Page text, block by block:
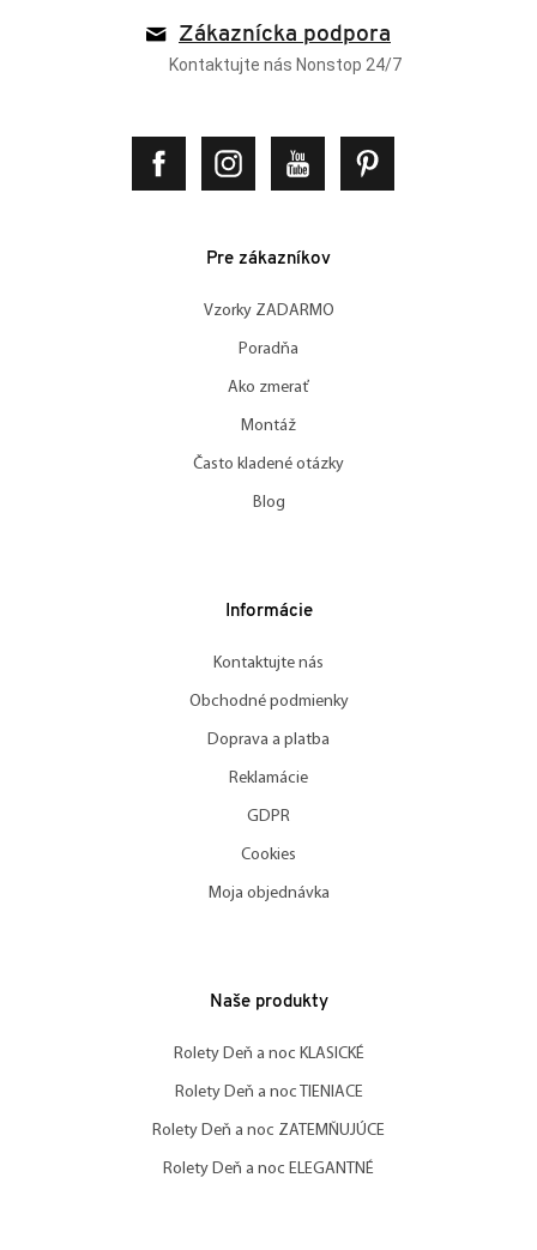
Zákaznícka podpora
Kontaktujte nás Nonstop 24/7
Pre zákazníkov
Vzorky ZADARMO
Poradňa
Ako zmerať
Montáž
Často kladené otázky
Blog
Informácie
Kontaktujte nás
Obchodné podmienky
Doprava a platba
Reklamácie
GDPR
Cookies
Moja objednávka
Naše produkty
Rolety Deň a noc KLASICKÉ
Rolety Deň a noc TIENIACE
Rolety Deň a noc ZATEMŇUJÚCE
Rolety Deň a noc ELEGANTNÉ